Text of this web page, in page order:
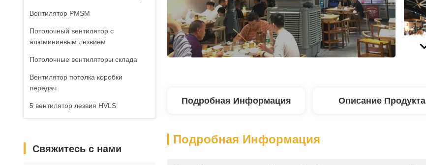
Вентилятор PMSM
Потолочный вентилятор с
алюминиевым лезвием
Потолочные вентиляторы склада
Вентилятор потолка коробки
передач
5 вентилятор лезвия HVLS
Свяжитесь с нами
Подробная Информация Описание Продукта
Подробная Информация